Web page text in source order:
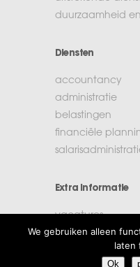
duurzaamheid
Diensten
accountancy
administratie
belastingen
financiële
Extra informatie
vacatures
beroepsregels
We gebruiken alleen
laten
Ok